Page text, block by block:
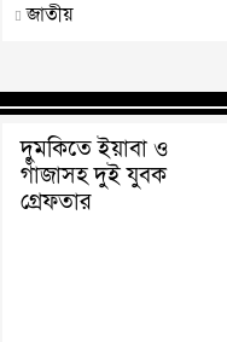
জাতীয়
দুমকিতে ইয়াবা ও
গাঁজাসহ দুই যুবক
গ্রেফতার